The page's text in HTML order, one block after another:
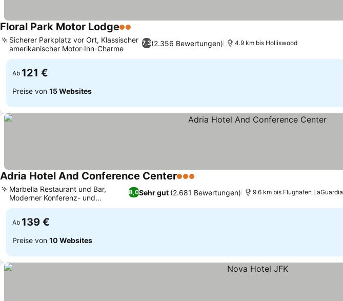
Floral Park Motor Lodge2 Sterne
7,3(2.356 Bewertungen)
Sicherer Parkplatz vor Ort, Klassischer
amerikanischer Motor-Inn-Charme
4.9 km bis Holliswood
Ab 121 €
Preise von 15 Websites
Adria Hotel And Conference Center3 Sterne
8,0Sehr gut (2.681 Bewertungen)
Marbella Restaurant und Bar,
Moderner Konferenz- und
Bankettbereich
9.6 km bis Flughafen LaGuardia
Ab 139 €
Preise von 10 Websites